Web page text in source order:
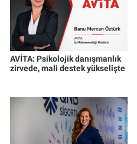
AVİTA: Psikolojik danışmanlık
zirvede, mali destek yükselişte